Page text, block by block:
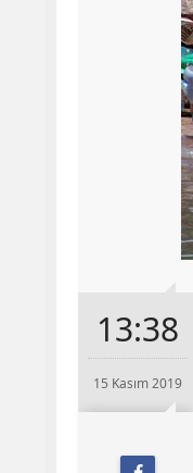
13:38
15 Kasım 2019